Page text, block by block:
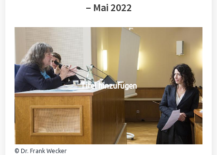
– Mai 2022
Titel hinzufügen
© Dr. Frank Wecker